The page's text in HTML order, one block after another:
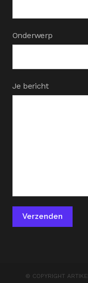
Onderwerp
Je bericht
© COPYRIGHT